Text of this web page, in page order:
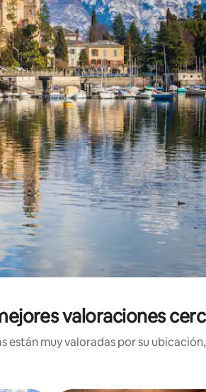
arriba y hacia abajo o explora con el
valoraciones
están muy valoradas por su